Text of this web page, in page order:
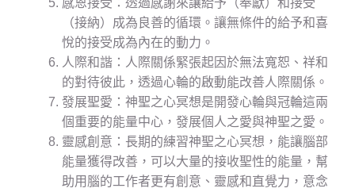
感恩接受：透過感謝來讓給予（奉獻）和接受
（接納）成為良善的循環。讓無條件的給予和喜
悅的接受成為內在的動力。
人際和諧：人際關係緊張起因於無法寬恕、祥和
的對待彼此，透過心輪的啟動能改善人際關係。
發展聖愛：神聖之心冥想是開發心輪與冠輪這兩
個重要的能量中心，發展個人之愛與神聖之愛。
靈感創意：長期的練習神聖之心冥想，能讓腦部
能量獲得改善，可以大量的接收聖性的能量，幫
助用腦的工作者更有創意、靈感和直覺力，意念